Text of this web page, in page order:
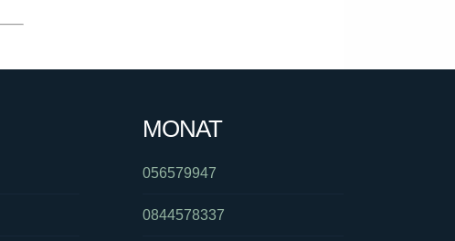
MONAT
056579947
0844578337